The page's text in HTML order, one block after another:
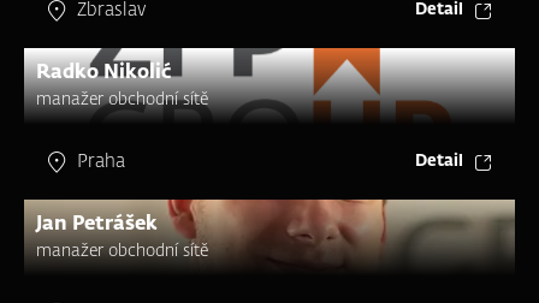
Zbraslav Detail
Radko Nikolić
manažer obchodní sítě
Praha Detail
Jan Petrášek
manažer obchodní sítě